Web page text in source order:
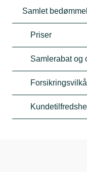
Samlet
Priser
Samlerabat og